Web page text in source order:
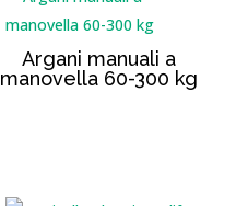
Argani manuali a
manovella 60-300 kg